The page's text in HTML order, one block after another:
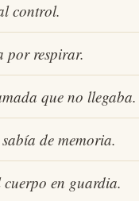
control.
por respirar.
que no llegaba.
de memoria.
en guardia.